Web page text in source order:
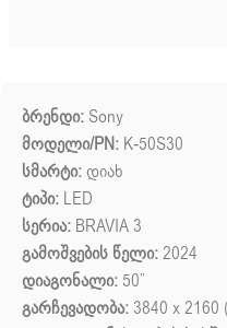
ბრენდი: Sony
მოდელი/PN: K-50S30
სმარტი: დიახ
ტიპი: LED
სერია: BRAVIA 3
გამოშვების წელი:2024
დიაგონალი: 50”
გარჩევადობა: 3840 x 2160